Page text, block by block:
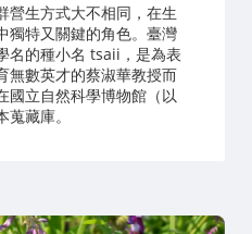
營生方式大不相同，在生
獨特又關鍵的角色。臺灣
名的種小名 tsaii，是為表
無數英才的蔡淑華教授而
國立自然科學博物館（以
藏庫。